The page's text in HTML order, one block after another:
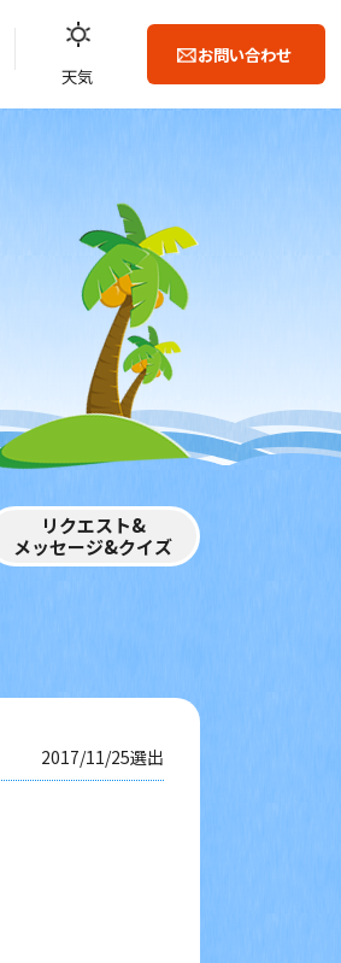
天気
お問い合わせ
リクエスト&
メッセージ&クイズ
2017/11/25選出